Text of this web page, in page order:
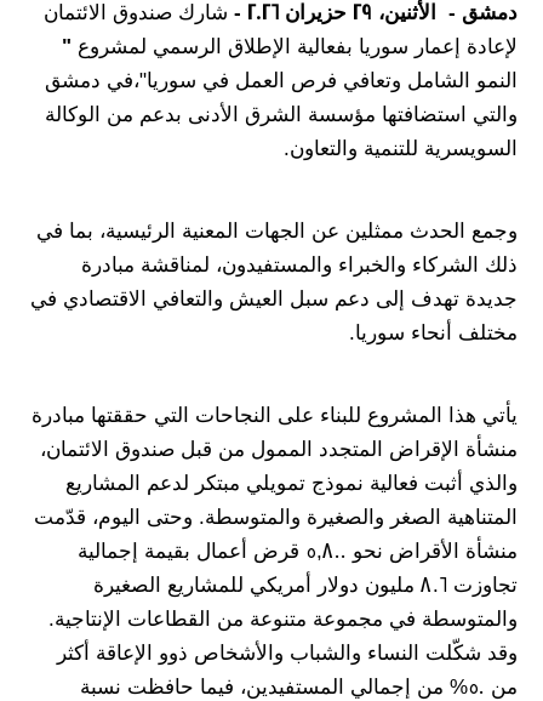
دمشق - الأثنين، 29 حزيران 2026 -
شارك صندوق الائتمان
لإعادة إعمار سوريا بفعالية الإطلاق الرسمي لمشروع "
النمو الشامل وتعافي فرص العمل في سوريا"،في دمشق
والتي استضافتها مؤسسة الشرق الأدنى بدعم من الوكالة
السويسرية للتنمية والتعاون.
وجمع الحدث ممثلين عن الجهات المعنية الرئيسية، بما في
ذلك الشركاء والخبراء والمستفيدون، لمناقشة مبادرة
جديدة تهدف إلى دعم سبل العيش والتعافي الاقتصادي في
مختلف أنحاء سوريا.
يأتي هذا المشروع للبناء على النجاحات التي حققتها مبادرة
منشأة الإقراض المتجدد الممول من قبل صندوق الائتمان،
والذي أثبت فعالية نموذج تمويلي مبتكر لدعم المشاريع
المتناهية الصغر والصغيرة والمتوسطة. وحتى اليوم، قدّمت
منشأة الأقراض نحو 5,800 قرض أعمال بقيمة إجمالية
تجاوزت 8.6 مليون دولار أمريكي للمشاريع الصغيرة
والمتوسطة في مجموعة متنوعة من القطاعات الإنتاجية.
وقد شكّلت النساء والشباب والأشخاص ذوو الإعاقة أكثر
من 50% من إجمالي المستفيدين، فيما حافظت نسبة